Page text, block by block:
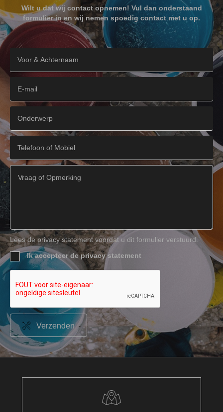
Wilt u dat wij contact opnemen! Vul dan onderstaand
formulier in en wij nemen spoedig contact met u op.
Lees de privacy statement voordat u dit formulier verstuurd.
Ik accepteer de privacy statement
Verzenden